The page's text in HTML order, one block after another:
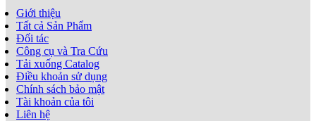
Giới thiệu
Tất cả Sản Phẩm
Đối tác
Công cụ và Tra Cứu
Tải xuống Catalog
Điều khoản sử dụng
Chính sách bảo mật
Tài khoản của tôi
Liên hệ